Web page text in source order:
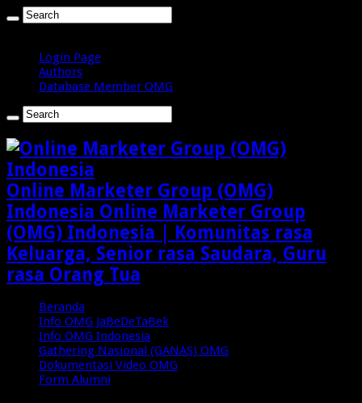
Login Page
Authors
Database Member OMG
Online Marketer Group (OMG)
Indonesia Online Marketer Group
(OMG) Indonesia | Komunitas rasa
Keluarga, Senior rasa Saudara, Guru
rasa Orang Tua
Beranda
Info OMG JaBeDeTaBek
Info OMG Indonesia
Gathering Nasional (GANAS) OMG
Dokumentasi Video OMG
Form Alumni